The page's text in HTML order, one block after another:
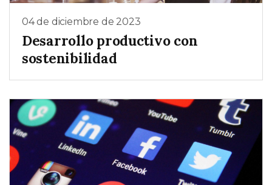
04 de diciembre de 2023
Desarrollo productivo con
sostenibilidad